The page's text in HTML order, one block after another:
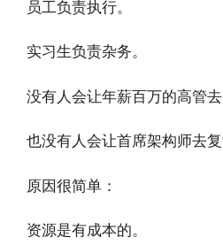
员工负责执行。
实习生负责杂务。
没有人会让年薪百万的高管去
也没有人会让首席架构师去复
原因很简单：
资源是有成本的。